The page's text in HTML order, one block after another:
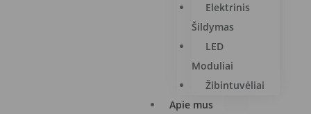
Elektrinis
Šildymas
LED
Moduliai
Žibintuvėliai
Apie mus